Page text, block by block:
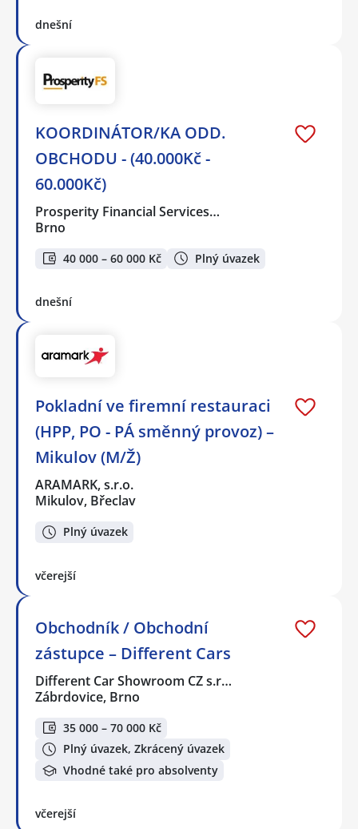
dnešní
KOORDINÁTOR/KA ODD.
OBCHODU - (40.000Kč -
60.000Kč)
Prosperity Financial Services…
Brno
40 000 – 60 000 Kč Plný úvazek
dnešní
Pokladní ve firemní restauraci
(HPP, PO - PÁ směnný provoz) –
Mikulov (M/Ž)
ARAMARK, s.r.o.
Mikulov, Břeclav
Plný úvazek
včerejší
Obchodník / Obchodní
zástupce – Different Cars
Different Car Showroom CZ s.r…
Zábrdovice, Brno
35 000 – 70 000 Kč
Plný úvazek, Zkrácený úvazek
Vhodné také pro absolventy
včerejší